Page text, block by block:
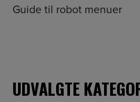
Guide til robot menuer
UDVALGTE